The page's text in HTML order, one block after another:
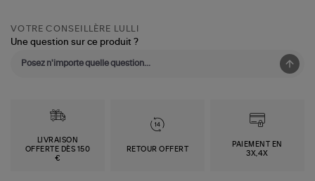
VOTRE CONSEILLÈRE LULLI
Une question sur ce produit ?
LIVRAISON
OFFERTE DÈS 150
€
RETOUR OFFERT
PAIEMENT EN
3X,4X